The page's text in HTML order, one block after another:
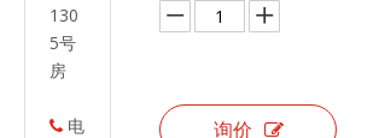
130
5号
房
 电
询价